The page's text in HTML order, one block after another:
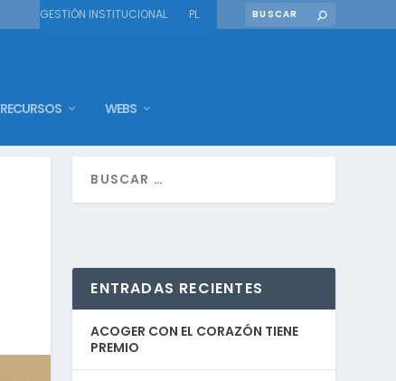
GESTIÓN INSTITUCIONAL PL
RECURSOS WEBS
ENTRADAS RECIENTES
ACOGER CON EL CORAZÓN TIENE
PREMIO